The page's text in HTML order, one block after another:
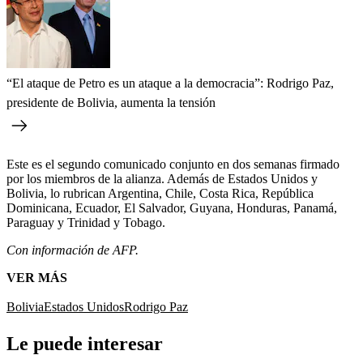
“El ataque de Petro es un ataque a la democracia”: Rodrigo Paz,
presidente de Bolivia, aumenta la tensión
Este es el segundo comunicado conjunto en dos semanas firmado
por los miembros de la alianza. Además de Estados Unidos y
Bolivia, lo rubrican Argentina, Chile, Costa Rica, República
Dominicana, Ecuador, El Salvador, Guyana, Honduras, Panamá,
Paraguay y Trinidad y Tobago.
Con información de AFP.
VER MÁS
BoliviaEstados UnidosRodrigo Paz
Le puede interesar